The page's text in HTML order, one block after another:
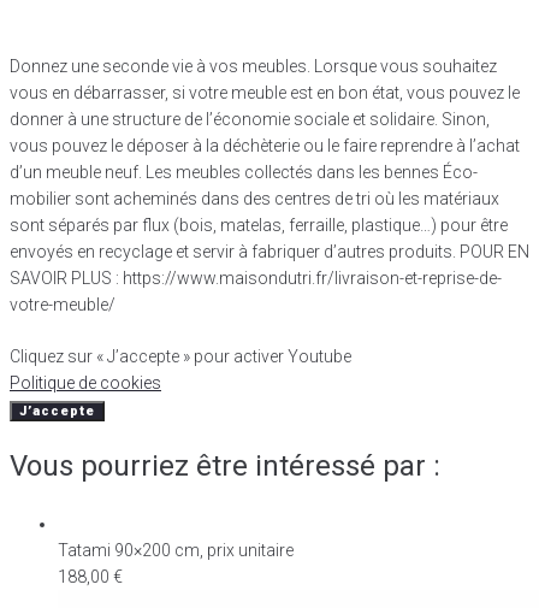
Donnez une seconde vie à vos meubles. Lorsque vous souhaitez
vous en débarrasser, si votre meuble est en bon état, vous pouvez le
donner à une structure de l’économie sociale et solidaire. Sinon,
vous pouvez le déposer à la déchèterie ou le faire reprendre à l’achat
d’un meuble neuf. Les meubles collectés dans les bennes Éco-
mobilier sont acheminés dans des centres de tri où les matériaux
sont séparés par flux (bois, matelas, ferraille, plastique…) pour être
envoyés en recyclage et servir à fabriquer d’autres produits. POUR EN
SAVOIR PLUS : https://www.maisondutri.fr/livraison-et-reprise-de-
votre-meuble/
Cliquez sur « J’accepte » pour activer Youtube
Politique de cookies
J’accepte
Vous pourriez être intéressé par :
Tatami 90×200 cm, prix unitaire
188,00 €